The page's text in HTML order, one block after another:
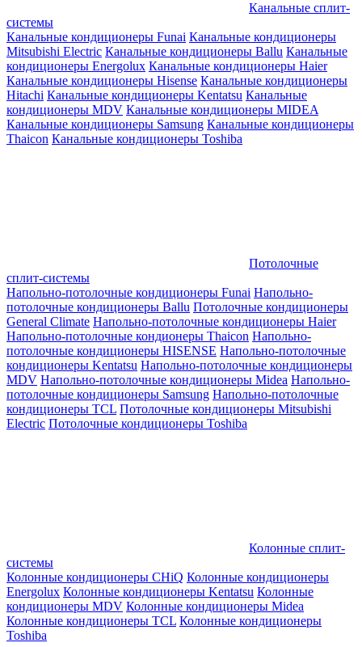
Канальные сплит-
системы
Канальные кондиционеры Funai Канальные кондиционеры
Mitsubishi Electric Канальные кондиционеры Ballu Канальные
кондиционеры Energolux Канальные кондиционеры Haier
Канальные кондиционеры Hisense Канальные кондиционеры
Hitachi Канальные кондиционеры Kentatsu Канальные
кондиционеры MDV Канальные кондиционеры MIDEA
Канальные кондиционеры Samsung Канальные кондиционеры
Thaicon Канальные кондиционеры Toshiba
Потолочные
сплит-системы
Напольно-потолочные кондиционеры Funai Напольно-
потолочные кондиционеры Ballu Потолочные кондиционеры
General Climate Напольно-потолочные кондиционеры Haier
Напольно-потолочные кондионеры Thaicon Напольно-
потолочные кондиционеры HISENSE Напольно-потолочные
кондиционеры Kentatsu Напольно-потолочные кондиционеры
MDV Напольно-потолочные кондиционеры Midea Напольно-
потолочные кондиционеры Samsung Напольно-потолочные
кондиционеры TCL Потолочные кондиционеры Mitsubishi
Electric Потолочные кондиционеры Toshiba
Колонные сплит-
системы
Колонные кондиционеры CHiQ Колонные кондиционеры
Energolux Колонные кондиционеры Kentatsu Колонные
кондиционеры MDV Колонные кондиционеры Midea
Колонные кондиционеры TCL Колонные кондиционеры
Toshiba